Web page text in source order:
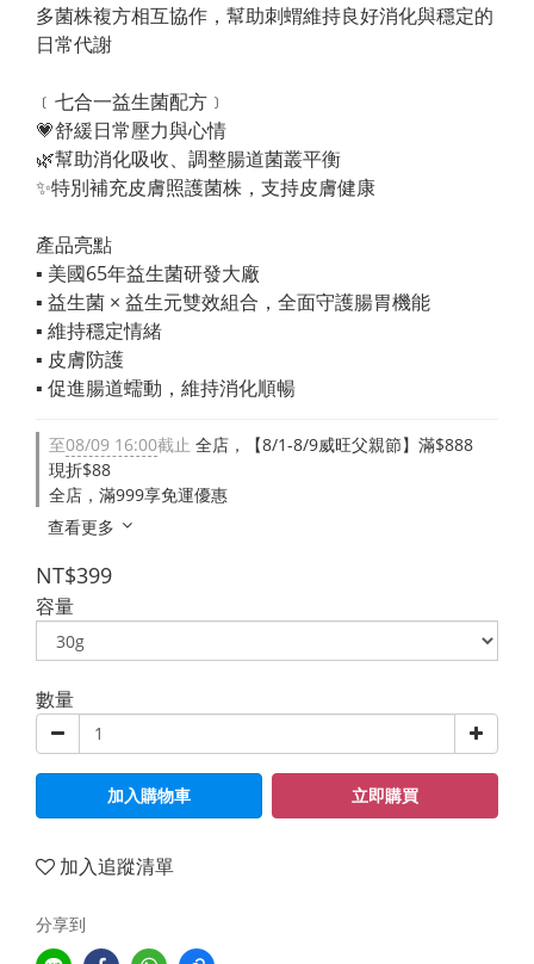
多菌株複方相互協作，幫助刺蝟維持良好消化與穩定的
日常代謝
﹝七合一益生菌配方﹞
💗舒緩日常壓力與心情
🌿幫助消化吸收、調整腸道菌叢平衡
✨特別補充皮膚照護菌株，支持皮膚健康
產品亮點
▪︎ 美國65年益生菌研發大廠
▪︎ 益生菌 × 益生元雙效組合，全面守護腸胃機能
▪︎ 維持穩定情緒
▪︎ 皮膚防護
▪︎ 促進腸道蠕動，維持消化順暢
至08/09 16:00截止 全店，【8/1-8/9威旺父親節】滿$888
現折$88
全店，滿999享免運優惠
查看更多
NT$399
容量
數量
加入購物車 立即購買
加入追蹤清單
分享到